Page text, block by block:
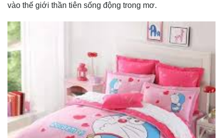
vào thế giới thần tiên sống động trong mơ.